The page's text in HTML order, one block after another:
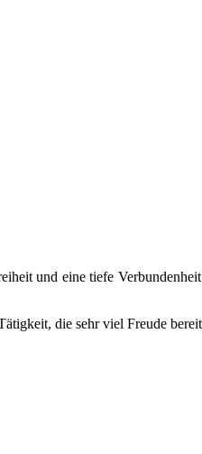
und eine tiefe
die sehr viel Freude